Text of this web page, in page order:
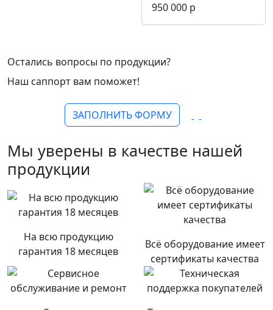
950 000 р
Остались вопросы по продукции?
Наш саппорт вам поможет!
ЗАПОЛНИТЬ ФОРМУ
Мы уверены в качестве нашей
продукции
На всю продукцию
гарантия 18 месяцев
Всё оборудование имеет
сертификаты качества